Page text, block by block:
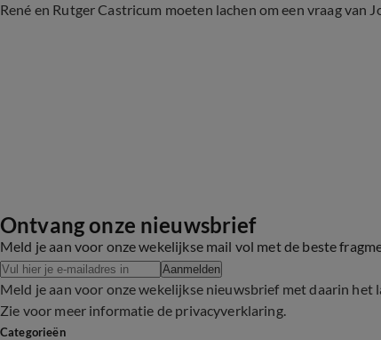
René en Rutger Castricum moeten lachen om een vraag van
Ontvang onze nieuwsbrief
Meld je aan voor onze wekelijkse mail vol met de beste
Aanmelden
Meld je aan voor onze wekelijkse nieuwsbrief met daarin
Zie voor meer informatie de privacyverklaring.
Categorieën